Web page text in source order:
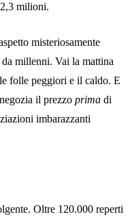
milioni.
misteriosamente
millenni. Vai la mattina
folle peggiori e il caldo. E
il prezzo prima di
imbarazzanti
Oltre 120.000 reperti